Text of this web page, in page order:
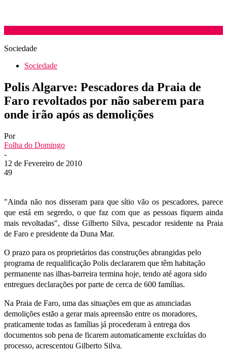
Sociedade
Sociedade
Polis Algarve: Pescadores da Praia de
Faro revoltados por não saberem para
onde irão após as demolições
Por
Folha do Domingo
-
12 de Fevereiro de 2010
49
"Ainda não nos disseram para que sítio vão os pescadores, parece
que está em segredo, o que faz com que as pessoas fiquem ainda
mais revoltadas", disse Gilberto Silva, pescador residente na Praia
de Faro e presidente da Duna Mar.
O prazo para os proprietários das construções abrangidas pelo
programa de requalificação Polis declararem que têm habitação
permanente nas ilhas-barreira termina hoje, tendo até agora sido
entregues declarações por parte de cerca de 600 famílias.
Na Praia de Faro, uma das situações em que as anunciadas
demolições estão a gerar mais apreensão entre os moradores,
praticamente todas as famílias já procederam à entrega dos
documentos sob pena de ficarem automaticamente excluídas do
processo, acrescentou Gilberto Silva.